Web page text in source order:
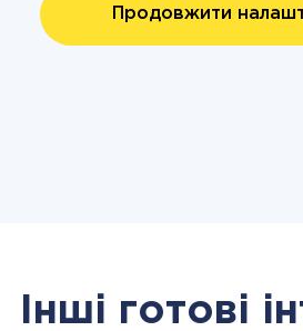
Продовжити
Інші готові